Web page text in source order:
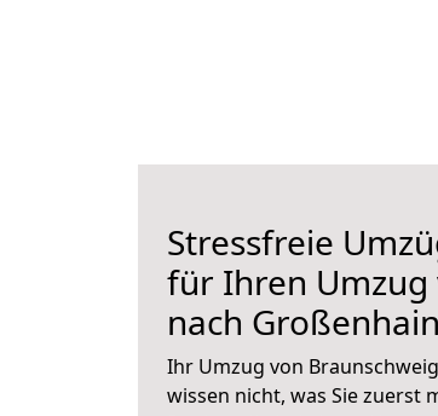
Stressfreie
für Ihren Umzug
nach Großenhain
Ihr Umzug von
wissen nicht, was Sie zuerst